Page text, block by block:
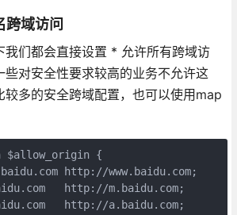
跨域访问
我们都会直接设置 * 允许所有跨域访
些对安全性要求较高的业务不允许这
较多的安全跨域配置，也可以使用map
$allow_origin {
http://www.baidu.com;
http://m.baidu.com;
http://a.baidu.com;